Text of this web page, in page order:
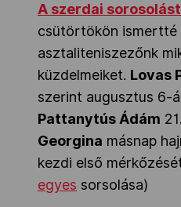
Adatbank
A szerdai
csütörtökön ismertté
asztaliteniszezőnk
küzdelmeiket. Lovas
szerint augusztus 6-
Pattanytús Ádám
Georgina másnap
kezdi első
egyes sorsolása)